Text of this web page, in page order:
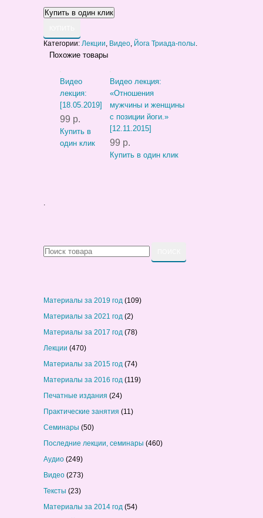
Категории: Лекции, Видео, Йога Триада-полы.
Похожие товары
Видео
лекция:
[18.05.2019]
99 р.
Купить в
один клик
Видео лекция:
«Отношения
мужчины и женщины
с позиции йоги.»
[12.11.2015]
99 р.
Купить в один клик
.
Материалы за 2019 год (109)
Материалы за 2021 год (2)
Материалы за 2017 год (78)
Лекции (470)
Материалы за 2015 год (74)
Материалы за 2016 год (119)
Печатные издания (24)
Практические занятия (11)
Семинары (50)
Последние лекции, семинары (460)
Аудио (249)
Видео (273)
Тексты (23)
Материалы за 2014 год (54)